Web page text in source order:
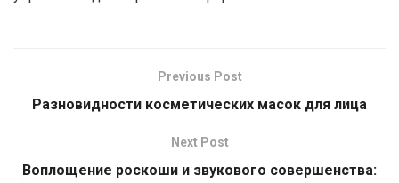
Previous Post
Разновидности косметических масок для лица
Next Post
Воплощение роскоши и звукового совершенства: